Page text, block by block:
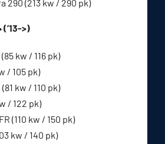
290 (213 kw / 290 pk)
(’13->)
kw / 116 pk)
/ 105 pk)
kw / 110 pk)
/ 122 pk)
(110 kw / 150 pk)
kw / 140 pk)